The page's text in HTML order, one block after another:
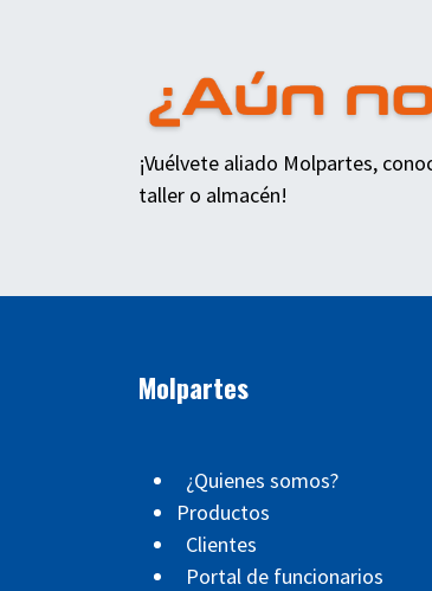
¡Vuélvete aliado Molpartes,
taller o almacén!
Molpartes
¿Quienes somos?
Productos
Clientes
Portal de funcionarios